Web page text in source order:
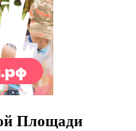
Площади